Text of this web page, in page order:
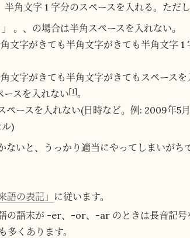
角文字 1 字分のスペースを入れる。ただ
。、の場合は半角スペースを入れない。
文字がきても半角文字がきても半角文字 1
文字がきても半角文字がきてもスペースを
ースを入れない[1]。
ペースを入れない(日時など。例: 2009年5
)
いと、うっかり適当にやってしまいがちで
語の表記」 に従います。
の語末が -er、-or、-ar のときは長音記号
くあります。